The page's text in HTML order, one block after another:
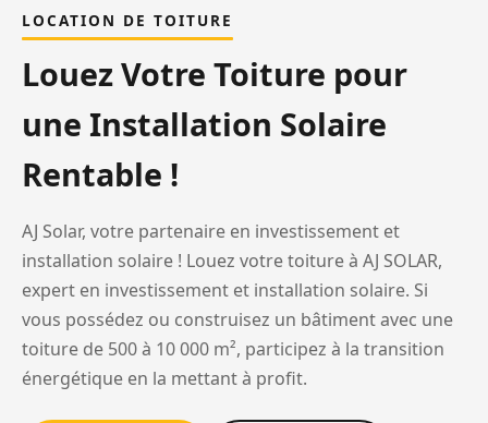
LOCATION DE TOITURE
Louez Votre Toiture pour
une Installation Solaire
Rentable !
AJ Solar, votre partenaire en investissement et
installation solaire ! Louez votre toiture à AJ SOLAR,
expert en investissement et installation solaire. Si
vous possédez ou construisez un bâtiment avec une
toiture de 500 à 10 000 m², participez à la transition
énergétique en la mettant à profit.